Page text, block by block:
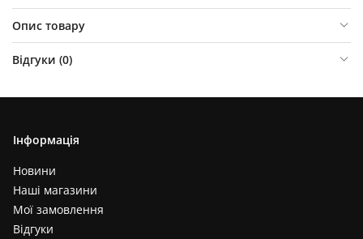
Опис товару
Відгуки (0)
Інформація
Новини
Наші магазини
Мої замовлення
Відгуки